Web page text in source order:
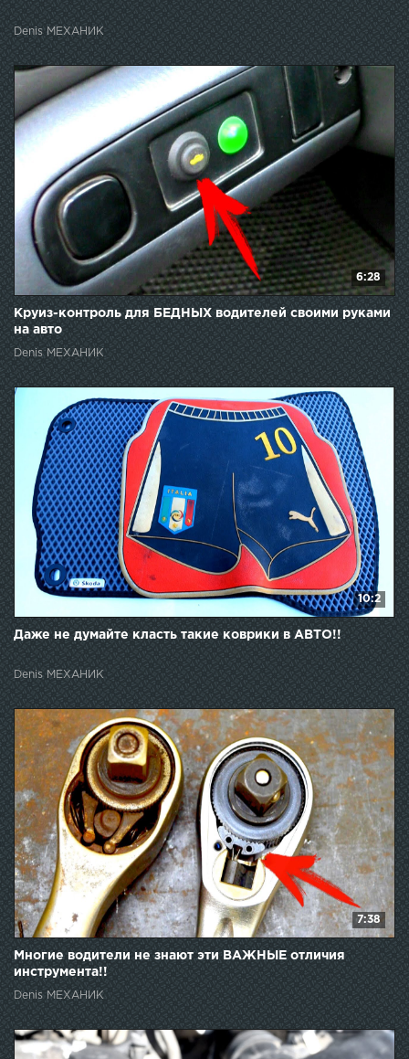
Denis МЕХАНИК
6:28
Круиз-контроль для БЕДНЫХ водителей своими руками
на авто
Denis МЕХАНИК
10:2
Даже не думайте класть такие коврики в АВТО!!
Denis МЕХАНИК
7:38
Многие водители не знают эти ВАЖНЫЕ отличия
инструмента!!
Denis МЕХАНИК